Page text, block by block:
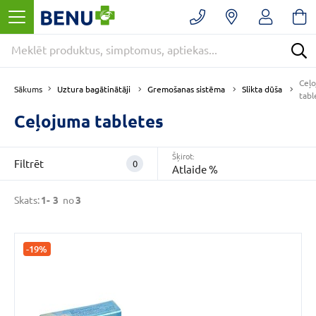
Sākums Uztura bagātinātāji Gremošanas sistēma Slikta dūša
FiltrētNoņemt
filtrus
Kategorijas
E
APTIEKA
(3)
Gremošanas
sistēma
(3)
Slikta
VAIRĀK
Ceļojuma tabletes
Skats:1- 3 no3
Filtrēt 0
Šķirot:
Atlaide %
-19%